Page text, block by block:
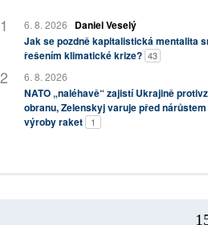
6. 8. 2026
Daniel Veselý
Jak se pozdně kapitalistická mentalita
řešením klimatické krize? 43
6. 8. 2026
NATO „naléhavě“ zajistí Ukrajině
obranu, Zelenskyj varuje před
výroby raket
1